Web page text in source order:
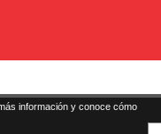
información y conoce cómo